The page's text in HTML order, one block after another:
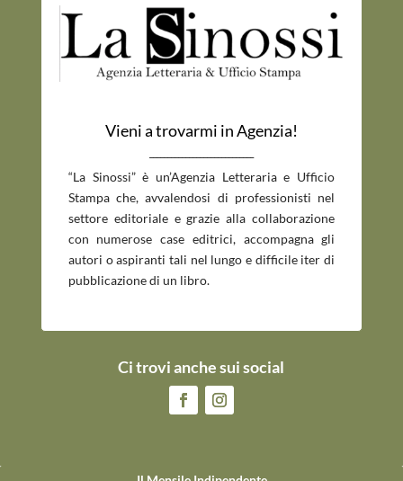
Vieni a trovarmi in Agenzia!
“La Sinossi” è un’Agenzia Letteraria e Ufficio
Stampa che, avvalendosi di professionisti nel
settore editoriale e grazie alla collaborazione
con numerose case editrici, accompagna gli
autori o aspiranti tali nel lungo e difficile iter di
pubblicazione di un libro.
Ci trovi anche sui social